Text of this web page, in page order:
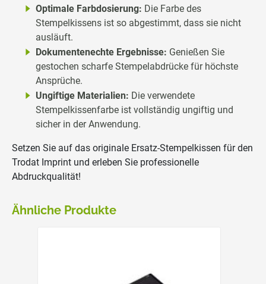
Optimale Farbdosierung: Die Farbe des
Stempelkissens ist so abgestimmt, dass sie nicht
ausläuft.
Dokumentenechte Ergebnisse: Genießen Sie
gestochen scharfe Stempelabdrücke für höchste
Ansprüche.
Ungiftige Materialien: Die verwendete
Stempelkissenfarbe ist vollständig ungiftig und
sicher in der Anwendung.
Setzen Sie auf das originale Ersatz-Stempelkissen für den
Trodat Imprint und erleben Sie professionelle
Abdruckqualität!
Ähnliche Produkte